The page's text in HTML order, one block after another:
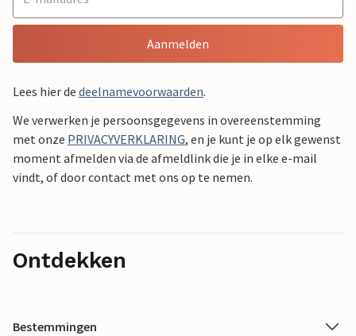
Aanmelden
Lees hier de deelnamevoorwaarden.
We verwerken je persoonsgegevens in overeenstemming
met onze PRIVACYVERKLARING, en je kunt je op elk gewenst
moment afmelden via de afmeldlink die je in elke e-mail
vindt, of door contact met ons op te nemen.
Ontdekken
Bestemmingen